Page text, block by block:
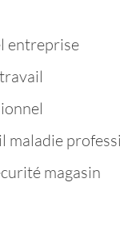
entreprise
maladie
magasin